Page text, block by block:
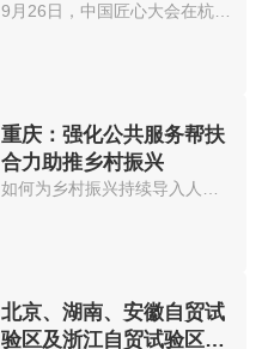
国匠心大会》
9月26日，中国匠心大会在杭州隆...
重庆：强化公共服务帮扶
合力助推乡村振兴
如何为乡村振兴持续导入人才，是...
北京、湖南、安徽自贸试
验区及浙江自贸试验区扩